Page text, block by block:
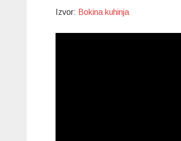
Izvor: Bokina kuhinja